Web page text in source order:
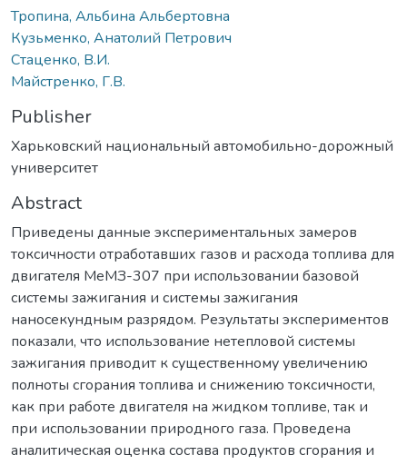
Тропина, Альбина Альбертовна
Кузьменко, Анатолий Петрович
Стаценко, В.И.
Майстренко, Г.В.
Publisher
Харьковский национальный автомобильно-дорожный
университет
Abstract
Приведены данные экспериментальных замеров
токсичности отработавших газов и расхода топлива для
двигателя МеМЗ-307 при использовании базовой
системы зажигания и системы зажигания
наносекундным разрядом. Результаты экспериментов
показали, что использование нетепловой системы
зажигания приводит к существенному увеличению
полноты сгорания топлива и снижению токсичности,
как при работе двигателя на жидком топливе, так и
при использовании природного газа. Проведена
аналитическая оценка состава продуктов сгорания и